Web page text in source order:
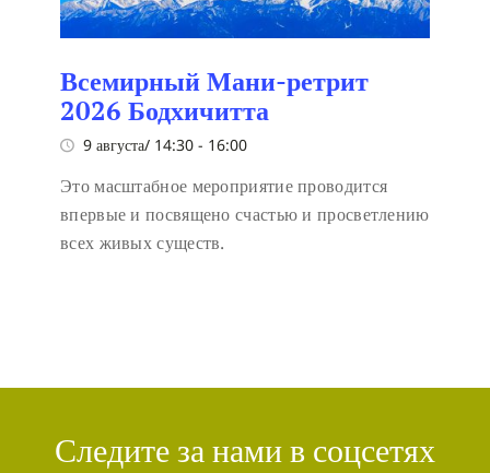
Всемирный Мани-ретрит
2026 Бодхичитта
9 августа/ 14:30 - 16:00
Это масштабное мероприятие проводится
впервые и посвящено счастью и просветлению
всех живых существ.
Следите за нами в соцсетях